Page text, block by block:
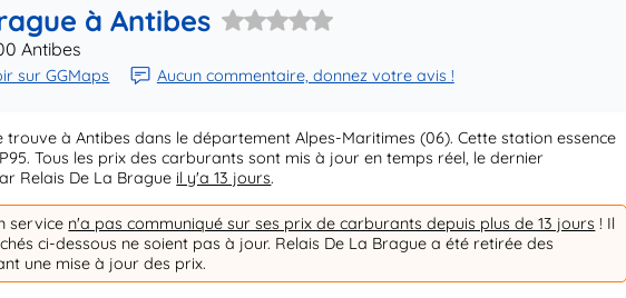
à Antibes
Antibes
sur GGMaps Aucun commentaire, donnez votre avis !
trouve à Antibes dans le département Alpes-Maritimes (06). Cette station essence
Tous les prix des carburants sont mis à jour en temps réel, le dernier
Relais De La Brague il y'a 13 jours.
service n'a pas communiqué sur ses prix de carburants depuis plus de 13 jours ! Il
ci-dessous ne soient pas à jour. Relais De La Brague a été retirée des
une mise à jour des prix.